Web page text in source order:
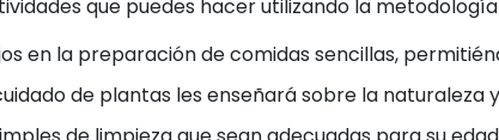
que puedes hacer utilizando la
en la preparación de comidas sencillas,
de plantas les enseñará sobre la naturaleza